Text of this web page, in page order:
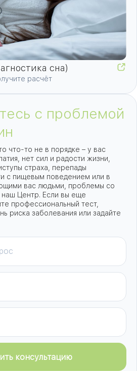
сна)
расчёт
с проблемой
что-то не в порядке – у вас
нет сил и радости жизни,
страха, перепады
с пищевым поведением или в
вас людьми, проблемы со
Центр. Если вы еще
профессиональный тест,
риска заболевания или задайте
консультацию